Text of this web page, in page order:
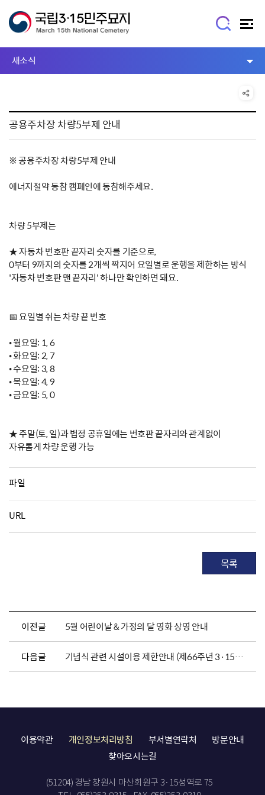
새소식
공용주차장 차량5부제 안내
※ 공용주차장 차량5부제 안내
에너지절약 동참 캠페인에 동참해주세요.
차량 5부제는
★ 자동차 번호판 끝자리 숫자를 기준으로,
0부터 9까지의 숫자를 2개씩 짝지어 요일별로 운행을 제한하는 방식
'자동차 번호판 맨 끝자리' 하나만 확인하면 돼요.
📅 요일별 쉬는 차량 끝 번호
• 월요일: 1, 6
• 화요일: 2, 7
• 수요일: 3, 8
• 목요일: 4, 9
• 금요일: 5, 0
★ 주말(토, 일)과 법정 공휴일에는 번호판 끝자리와 관계없이
자유롭게 차량 운행 가능
파일
URL
목록
이전글 5월 어린이날 & 가정의 달 영화 상영 안내
다음글 기념식 관련 시설이용 제한안내 (제66주년 3·15의거 추모제 &기념식)
이용약관 개인정보처리방침 부서별연락처
방문안내
찾아오시는길
(51204) 경남 창원시 마산회원구 3·15성역로 75